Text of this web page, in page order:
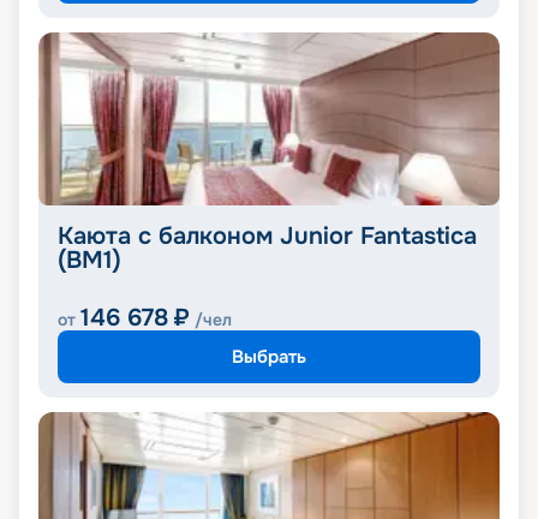
Каюта с балконом Junior Fantastica
(BM1)
от 146 678 ₽ /чел
Выбрать